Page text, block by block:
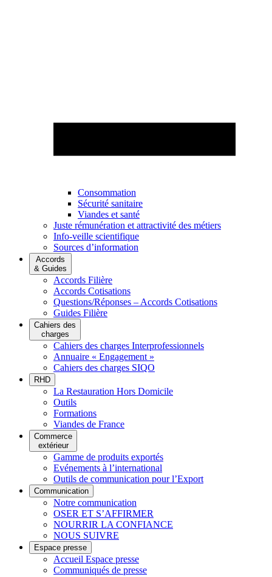
Consommation
Sécurité sanitaire
Viandes et santé
Juste rémunération et attractivité des métiers
Info-veille scientifique
Sources d’information
Accords
& Guides
Accords Filière
Accords Cotisations
Questions/Réponses – Accords Cotisations
Guides Filière
Cahiers des
charges
Cahiers des charges Interprofessionnels
Annuaire « Engagement »
Cahiers des charges SIQO
RHD
La Restauration Hors Domicile
Outils
Formations
Viandes de France
Commerce
extérieur
Gamme de produits exportés
Evénements à l’international
Outils de communication pour l’Export
Communication
Notre communication
OSER ET S’AFFIRMER
NOURRIR LA CONFIANCE
NOUS SUIVRE
Espace presse
Accueil Espace presse
Communiqués de presse